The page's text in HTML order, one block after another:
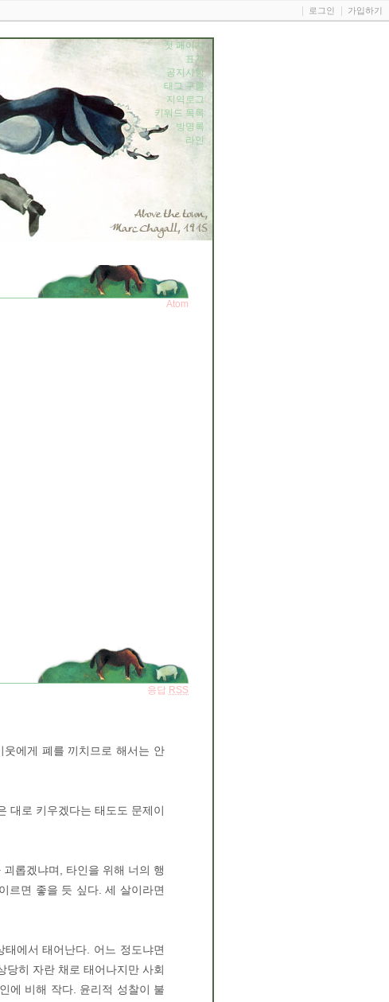
첫 페이지
표지
공지사항
태그 구름
지역로그
키워드 목록
방명록
라인
Atom
응답 RSS
에게 폐를 끼치므로 해서는 안
대로 키우겠다는 태도도 문제이
롭겠냐며, 타인을 위해 너의 행
르면 좋을 듯 싶다. 세 살이라면
에서 태어난다. 어느 정도냐면
히 자란 채로 태어나지만 사회
에 비해 작다. 윤리적 성찰이 불
로그인 가입하기